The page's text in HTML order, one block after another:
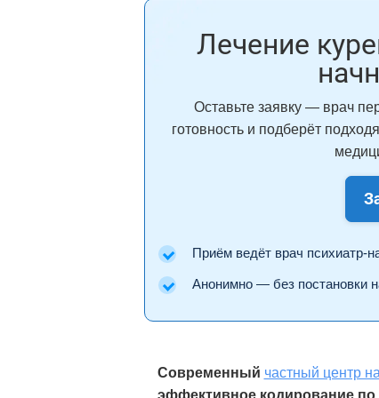
Лечение
Оставьте заявку — врач
готовность и подберёт
Приём ведёт врач психиатр-
Анонимно — без постановки на
Современный частный центр
эффективное кодирование